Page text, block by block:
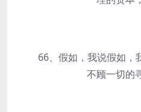
66、假如，我说假如，
不顾一切的